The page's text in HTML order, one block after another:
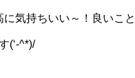
気持ちいい～！良いこ
(‘-^*)/